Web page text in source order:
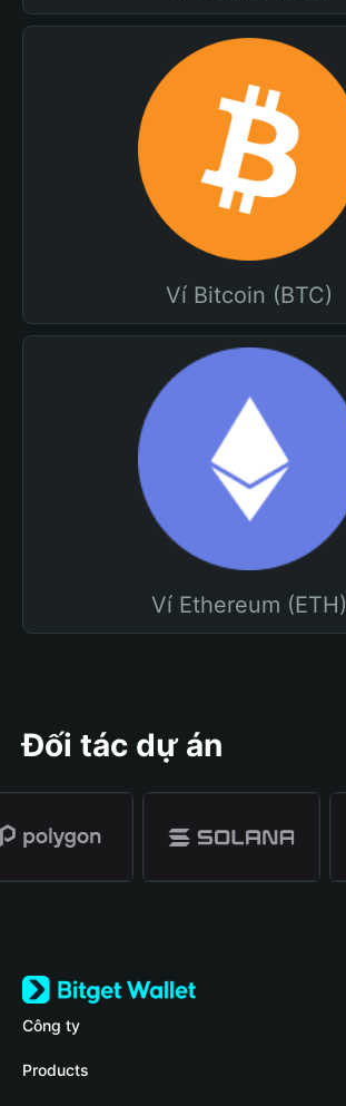
Ví Bitcoin (BTC)
Ví Ethereum (ETH)
Đối tác dự án
Công ty
Về Bitget Wallet
Products